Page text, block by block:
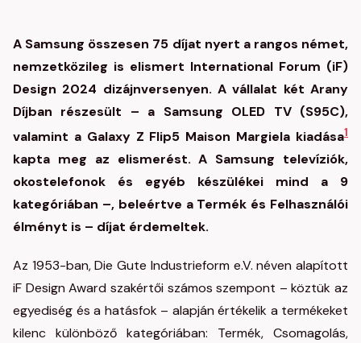
A Samsung összesen 75 díjat nyert a rangos német,
nemzetközileg is elismert International Forum (iF)
Design 2024 dizájnversenyen. A vállalat két Arany
Díjban részesült – a Samsung OLED TV (S95C),
valamint a Galaxy Z Flip5 Maison Margiela kiadása1
kapta meg az elismerést. A Samsung televíziók,
okostelefonok és egyéb készülékei mind a 9
kategóriában –, beleértve a Termék és Felhasználói
élményt is – díjat érdemeltek.
Az 1953-ban, Die Gute Industrieform e.V. néven alapított
iF Design Award szakértői számos szempont – köztük az
egyediség és a hatásfok – alapján értékelik a termékeket
kilenc különböző kategóriában: Termék, Csomagolás,